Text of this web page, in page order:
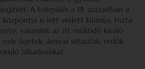
A település a 19. században a
központja is lett védett klímája, tiszta
valamint az itt működő kiváló
ligetek, árnyas sétautak, erdők
lábadozókat.